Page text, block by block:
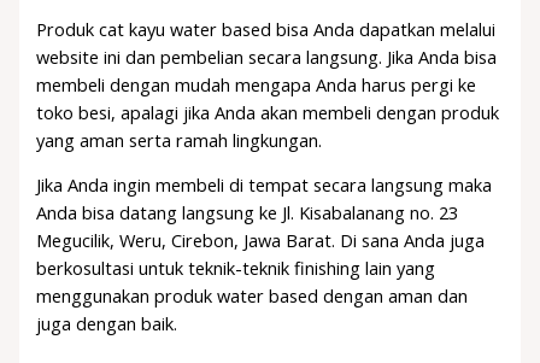
Produk cat kayu water based bisa Anda dapatkan melalui
website ini dan pembelian secara langsung. Jika Anda bisa
membeli dengan mudah mengapa Anda harus pergi ke
toko besi, apalagi jika Anda akan membeli dengan produk
yang aman serta ramah lingkungan.
Jika Anda ingin membeli di tempat secara langsung maka
Anda bisa datang langsung ke Jl. Kisabalanang no. 23
Megucilik, Weru, Cirebon, Jawa Barat. Di sana Anda juga
berkosultasi untuk teknik-teknik finishing lain yang
menggunakan produk water based dengan aman dan
juga dengan baik.